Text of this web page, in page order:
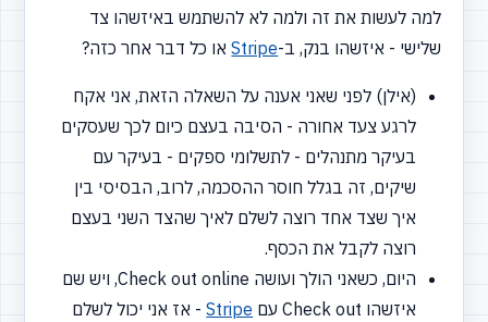
למה לעשות את זה ולמה לא להשתמש באיזשהו צד
שלישי - איזשהו בנק, ב-Stripeאו כל דבר אחר כזה?
(אילן) לפני שאני אענה על השאלה הזאת, אני אקח
לרגע צעד אחורה - הסיבה בעצם כיום לכך שעסקים
בעיקר מתנהלים - לתשלומי ספקים - בעיקר עם
שיקים, זה בגלל חוסר ההסכמה, לרוב, הבסיסי בין
איך שצד אחד רוצה לשלם לאיך שהצד השני בעצם
רוצה לקבל את הכסף.
היום, כשאני הולך ועושה Check out online, ויש שם
איזשהו Check out עם
Stripe- אז אני יכול לשלם